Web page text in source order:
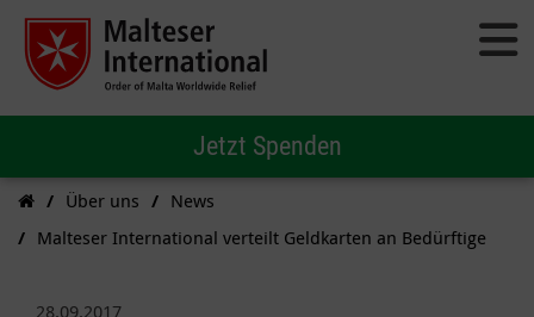
Jetzt Spenden
Über uns
News
Malteser International verteilt Geldkarten an Bedürftige
28.09.2017